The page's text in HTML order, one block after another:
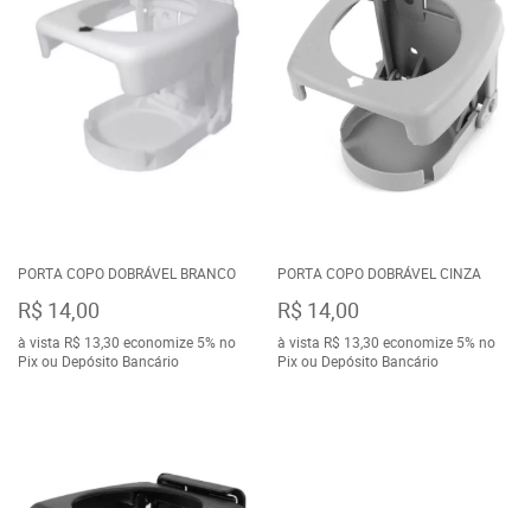
PORTA COPO DOBRÁVEL BRANCO
R$ 14,00
à vista R$ 13,30 economize 5%no
Pix ou Depósito Bancário
PORTA COPO DOBRÁVEL CINZA
R$ 14,00
à vista R$ 13,30 economize 5%no
Pix ou Depósito Bancário